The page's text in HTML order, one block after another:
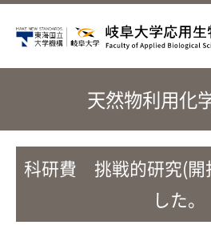
天然物利用化
科研費 挑戦的研究(開
した。